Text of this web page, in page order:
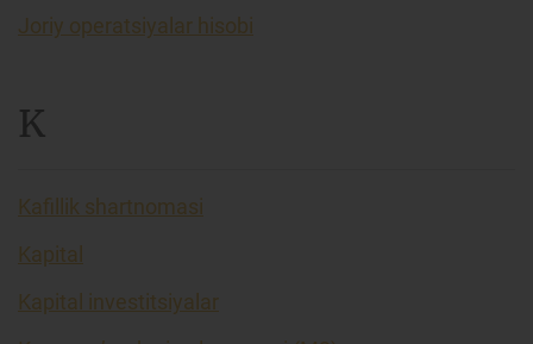
Joriy operatsiyalar hisobi
K
Kafillik shartnomasi
Kapital
Kapital investitsiyalar